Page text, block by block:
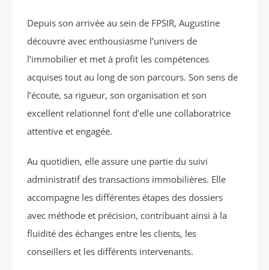
Depuis son arrivée au sein de FPSIR, Augustine
découvre avec enthousiasme l’univers de
l’immobilier et met à profit les compétences
acquises tout au long de son parcours. Son sens de
l’écoute, sa rigueur, son organisation et son
excellent relationnel font d’elle une collaboratrice
attentive et engagée.
Au quotidien, elle assure une partie du suivi
administratif des transactions immobilières. Elle
accompagne les différentes étapes des dossiers
avec méthode et précision, contribuant ainsi à la
fluidité des échanges entre les clients, les
conseillers et les différents intervenants.